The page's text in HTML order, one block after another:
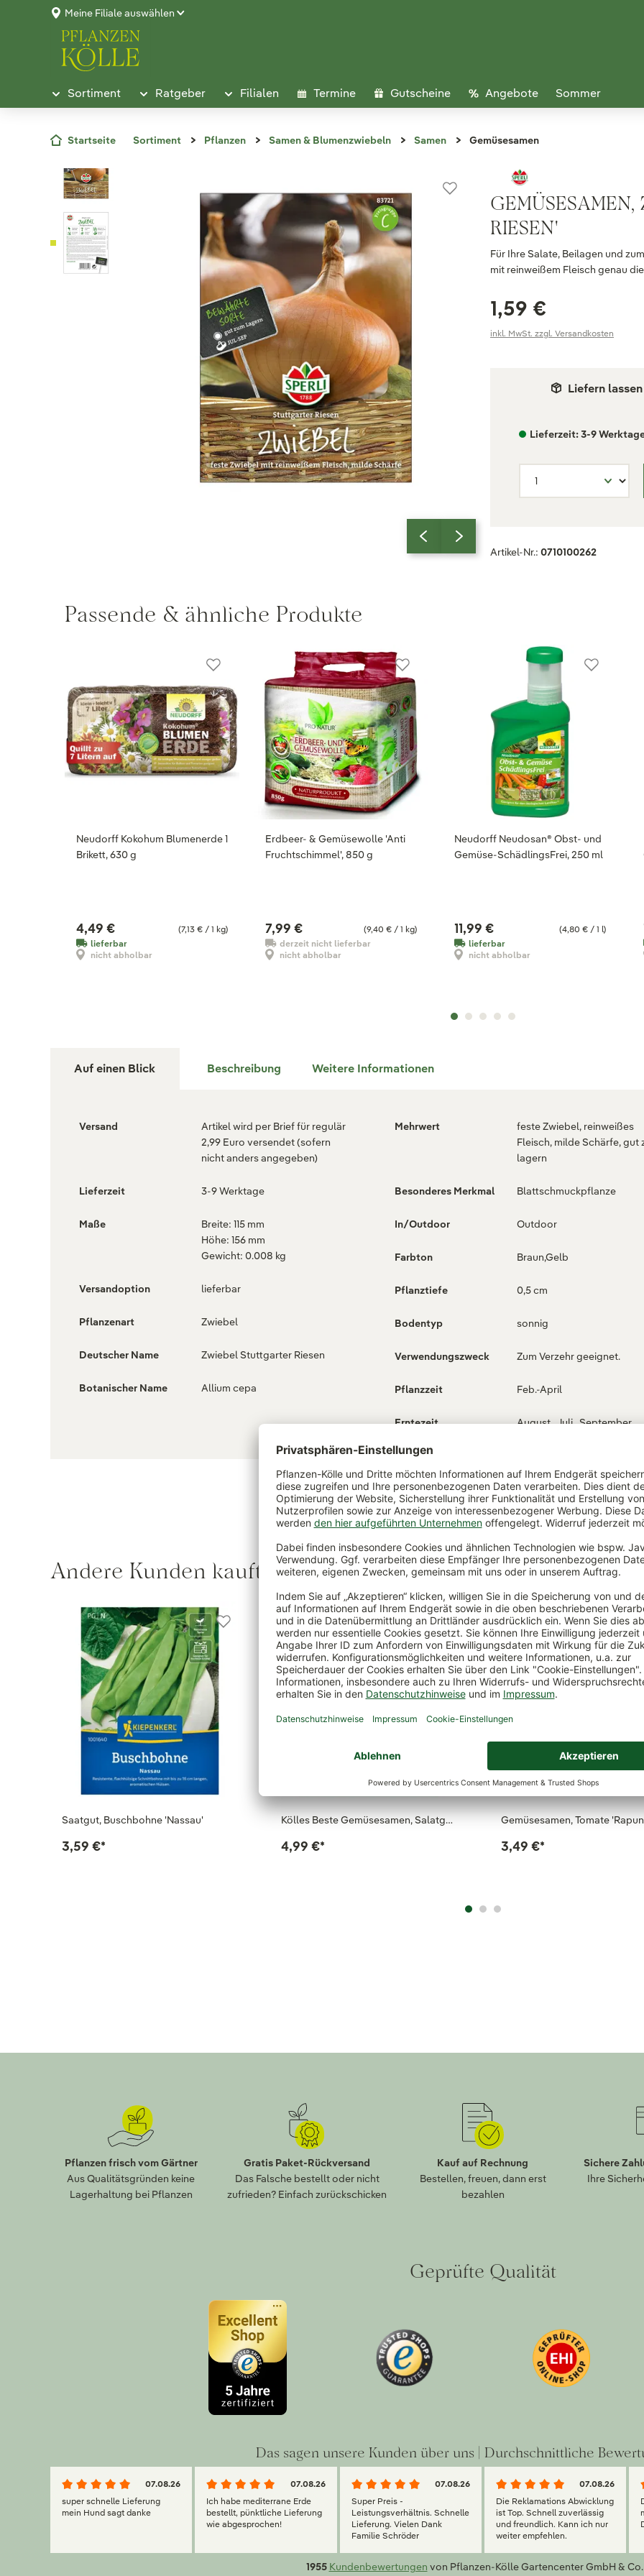
Meine Filiale auswählen
Sortiment Ratgeber Filialen Termine Gutscheine Angebote Sommer
Startseite Sortiment Pflanzen Samen & Blumenzwiebeln Samen Gemüsesamen
RIESEN'
Für Ihre Salate, Beilagen und
mit reinweißem Fleisch genau
1,59 €
inkl. MwSt. zzgl. Versandkosten
Liefern lassen
Lieferzeit: 3-9
Artikel-Nr.: 0710100262
Passende & ähnliche Produkte
Neudorff Kokohum Blumenerde 1
Brikett, 630 g
(7,13 € / 1 kg)
4,49 €
lieferbar
nicht abholbar
Erdbeer- & Gemüsewolle 'Anti
Fruchtschimmel', 850 g
(9,40 € / 1 kg)
7,99 €
derzeit nicht lieferbar
nicht abholbar
Neudorff Neudosan® Obst- und
Gemüse-SchädlingsFrei, 250 ml
(4,80 € / 1 l)
11,99 €
lieferbar
nicht abholbar
Auf einen Blick Beschreibung Weitere Informationen
Versand
Artikel wird per Brief für regulär
2,99 Euro versendet (sofern
nicht anders angegeben)
Lieferzeit 3-9 Werktage
Maße
Breite: 115 mm
Höhe: 156 mm
Gewicht: 0.008 kg
Versandoption lieferbar
Pflanzenart Zwiebel
Deutscher Name Zwiebel Stuttgarter Riesen
Botanischer Name Allium cepa
Mehrwert
feste Zwiebel, reinweißes
Fleisch, milde Schärfe, gut
lagern
Besonderes Merkmal Blattschmuckpflanze
In/Outdoor Outdoor
Farbton Braun,Gelb
Pflanztiefe 0,5 cm
Bodentyp sonnig
Verwendungszweck Zum Verzehr geeignet.
Pflanzzeit Feb.-April
Erntezeit August , Juli , September
Andere Kunden kauften auch
Saatgut, Buschbohne 'Nassau'
3,59 €*
Kölles Beste Gemüsesamen, Salatg…
4,99 €*
Gemüsesamen, Tomate
3,49 €*
Pflanzen frisch vom Gärtner
Aus Qualitätsgründen keine
Lagerhaltung bei Pflanzen
Gratis Paket-Rückversand
Das Falsche bestellt oder nicht
zufrieden? Einfach zurückschicken
Kauf auf Rechnung
Bestellen, freuen, dann erst
bezahlen
Sichere
Ihre
Geprüfte Qualität
Das sagen unsere Kunden über uns | Durchschnittliche
07.08.26
super schnelle Lieferung
mein Hund sagt danke
07.08.26
Ich habe mediterrane Erde
bestellt, pünktliche Lieferung
wie abgesprochen!
07.08.26
Super Preis -
Leistungsverhältnis. Schnelle
Lieferung. Vielen Dank
Familie Schröder
07.08.26
Die Reklamations Abwicklung
ist Top. Schnell zuverlässig
und freundlich. Kann ich nur
weiter empfehlen.
1955 Kundenbewertungen von Pflanzen-Kölle Gartencenter GmbH & Co.